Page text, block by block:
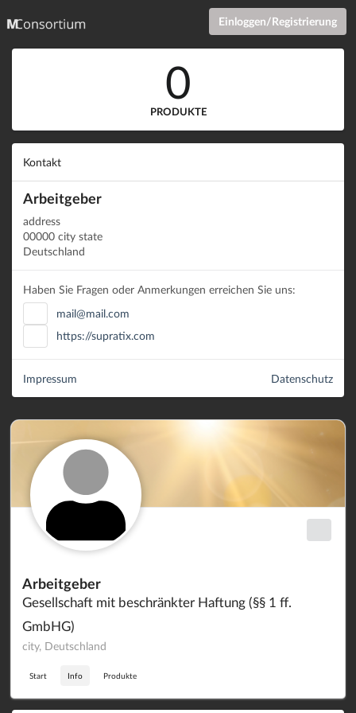
Einloggen/Registrierung
Arbeitgeber
Gesellschaft mit beschränkter Haftung (§§ 1 ff.
GmbHG)
city, Deutschland
Start Info Produkte
0
PRODUKTE
Kontakt
Arbeitgeber
address
00000 city state
Deutschland
Haben Sie Fragen oder Anmerkungen erreichen Sie uns:
mail@mail.com
https://supratix.com
Datenschutz
Impressum